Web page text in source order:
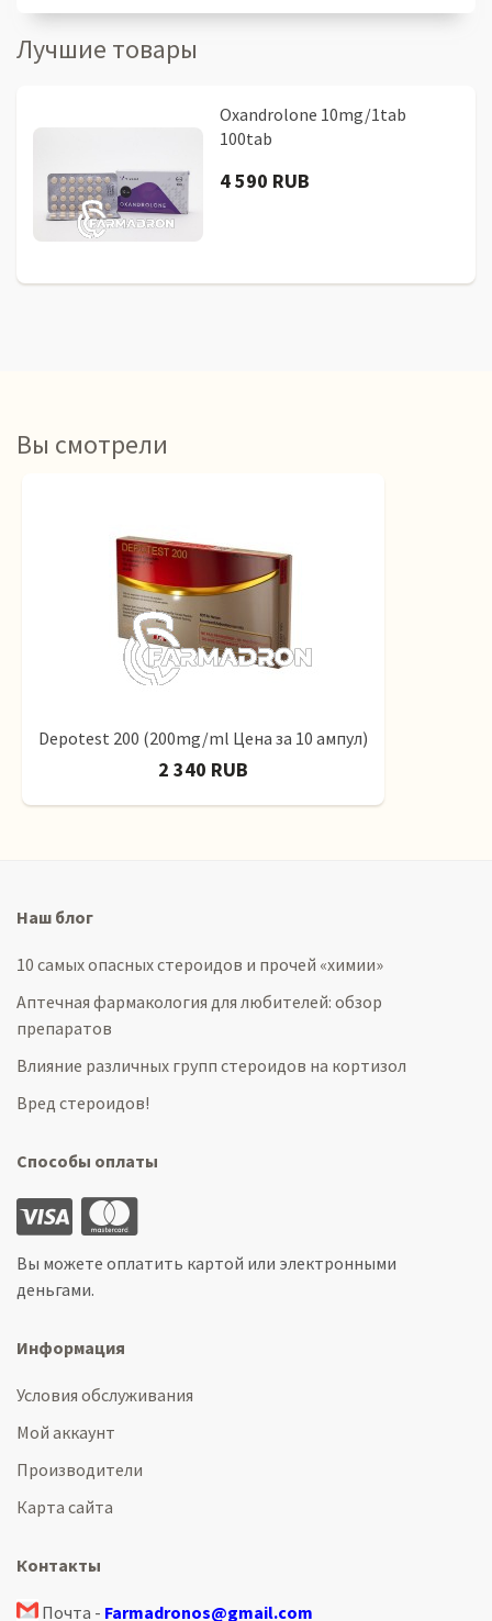
Лучшие товары
Oxandrolone 10mg/1tab
100tab
4 590 RUB
Вы смотрели
Depotest 200 (200mg/ml Цена за 10 ампул)
2 340 RUB
Наш блог
10 самых опасных стероидов и прочей «химии»
Аптечная фармакология для любителей: обзор
препаратов
Влияние различных групп стероидов на кортизол
Вред стероидов!
Способы оплаты
Вы можете оплатить картой или электронными
деньгами.
Информация
Условия обслуживания
Мой аккаунт
Производители
Карта сайта
Контакты
Почта - Farmadronos@gmail.com